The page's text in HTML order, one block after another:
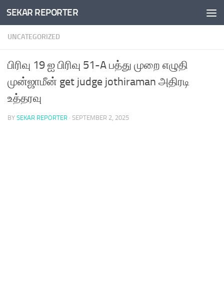
Skip to content
SEKAR REPORTER
UNCATEGORIZED
பிரிவு 19 ஐ பிரிவு 51-A பத்து முறை எழுதி
முன்ஜாமீன் get judge jothiraman அதிரடி
உத்தரவு
BY SEKAR REPORTER · SEPTEMBER 2, 2025